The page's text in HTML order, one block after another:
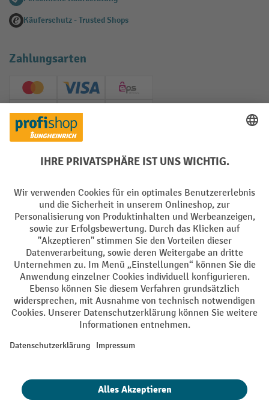
Käuferschutz - Trusted Shops
Zahlungsarten
Creditcard (Master)Creditcard (Visa)
EPS
PayPal
Soziale Netzwerke
Impressum Datenschutz
Barrierefreiheit Privacy Settings
Alle Preise exkl. gesetzl. Mehrwertsteuer zzgl.Versandkostenund ggf.
Nachnahmegebühren, wenn nicht anders angegeben.
¹ Der Rabatt gilt so lange der Vorrat reicht. Der Rabatt gilt nicht auf
oder Gutscheinen ist nicht möglich. | ² Der Rabatt wird einmalig bei
eingelöst werden. Die Höhe des Rabatts variiert je nach
Produktkategorie und beträgt bis zu 10 % (10 % auf Lager, Umwelt,